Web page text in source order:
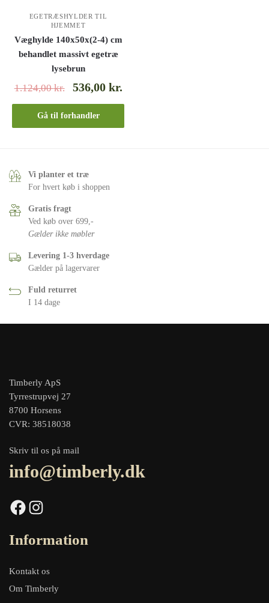
EGETRÆSHYLDER TIL
HJEMMET
Væghylde 140x50x(2-4) cm
behandlet massivt egetræ
lysebrun
1.124,00kr. 536,00 kr.
Gå til forhandler
Vi planter et træ
For hvert køb i shoppen
Gratis fragt
Ved køb over 699,-
Gælder ikke møbler
Levering 1-3 hverdage
Gælder på lagervarer
Fuld returret
I 14 dage
Timberly ApS
Tyrrestrupvej 27
8700 Horsens
CVR: 38518038
Skriv til os på mail
info@timberly.dk
Facebook Instagram
Information
Kontakt os
Om Timberly